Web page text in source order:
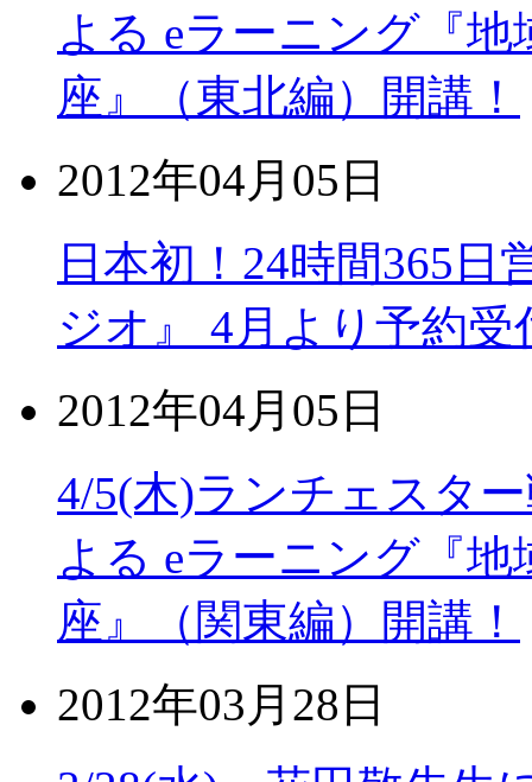
よる eラーニング『
座』（東北編）開講！
2012年04月05日
日本初！24時間365日
ジオ』 4月より予約受
2012年04月05日
4/5(木)ランチェスタ
よる eラーニング『
座』（関東編）開講！
2012年03月28日